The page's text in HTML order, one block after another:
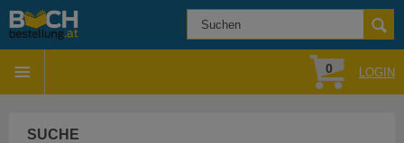
0 LOGIN
SUCHE